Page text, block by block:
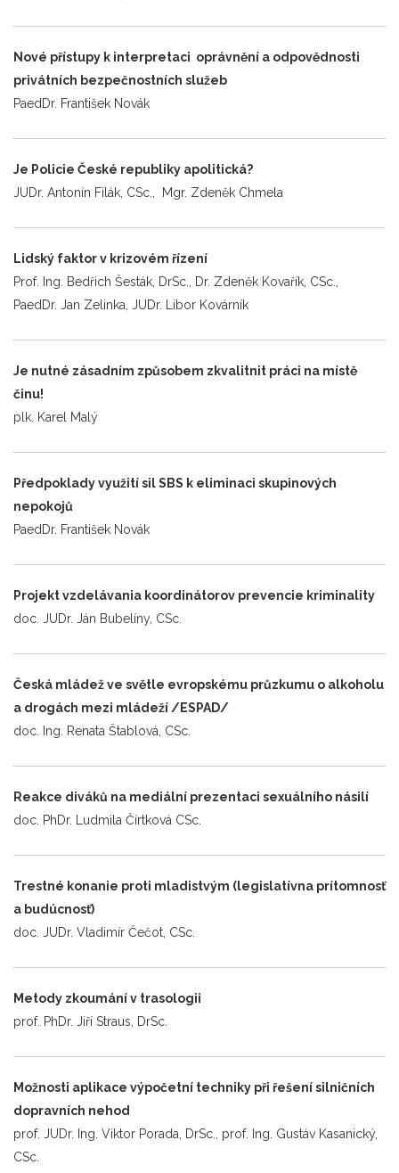
Nové přístupy k interpretaci oprávnění a odpovědnosti
privátních bezpečnostních služeb
PaedDr. František Novák
Je Policie České republiky apolitická?
JUDr. Antonín Filák, CSc., Mgr. Zdeněk Chmela
Lidský faktor v krizovém řízení
Prof. Ing. Bedřich Šesták, DrSc., Dr. Zdeněk Kovařík, CSc.,
PaedDr. Jan Zelinka, JUDr. Libor Kovárník
Je nutné zásadním způsobem zkvalitnit práci na místě
činu!
plk. Karel Malý
Předpoklady využití sil SBS k eliminaci skupinových
nepokojů
PaedDr. František Novák
Projekt vzdelávania koordinátorov prevencie kriminality
doc. JUDr. Ján Bubelíny, CSc.
Česká mládež ve světle evropskému průzkumu o alkoholu
a drogách mezi mládeží /ESPAD/
doc. Ing. Renata Štablová, CSc.
Reakce diváků na mediální prezentaci sexuálního násilí
doc. PhDr. Ludmila Čírtková CSc.
Trestné konanie proti mladistvým (legislatívna prítomnosť
a budúcnosť)
doc. JUDr. Vladimír Čečot, CSc.
Metody zkoumání v trasologii
prof. PhDr. Jiří Straus, DrSc.
Možnosti aplikace výpočetní techniky při řešení silničních
dopravních nehod
prof. JUDr. Ing. Viktor Porada, DrSc., prof. Ing. Gustáv Kasanický,
CSc.